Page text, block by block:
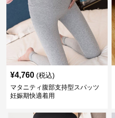
¥4,760 (税込)
マタニティ腹部支持型スパッツ
妊娠期快適着用